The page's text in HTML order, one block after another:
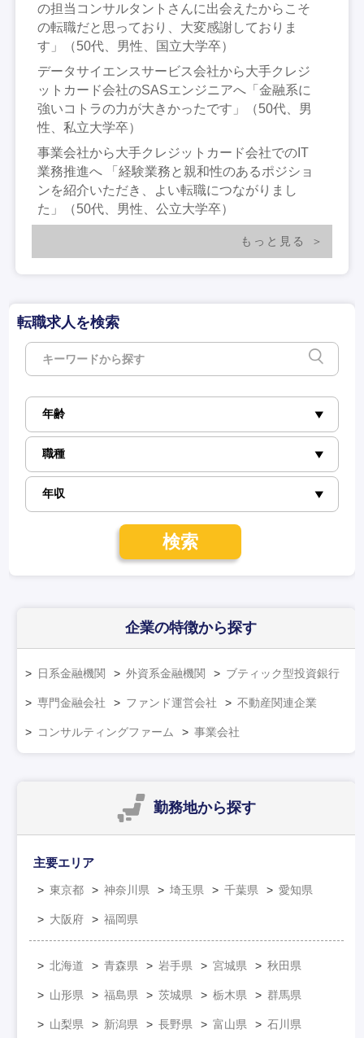
の担当コンサルタントさんに出会えたからこそ
の転職だと思っており、大変感謝しておりま
す」（50代、男性、国立大学卒）
データサイエンスサービス会社から大手クレジ
ットカード会社のSASエンジニアへ「金融系に
強いコトラの力が大きかったです」（50代、男
性、私立大学卒）
事業会社から大手クレジットカード会社でのIT
業務推進へ 「経験業務と親和性のあるポジショ
ンを紹介いただき、よい転職につながりまし
た」（50代、男性、公立大学卒）
もっと見る
転職求人を検索
検索
企業の特徴から探す
日系金融機関 外資系金融機関 ブティック型投資銀行
専門金融会社 ファンド運営会社 不動産関連企業
コンサルティングファーム 事業会社
勤務地から探す
主要エリア
東京都 神奈川県 埼玉県 千葉県 愛知県
大阪府 福岡県
北海道 青森県 岩手県 宮城県 秋田県
山形県 福島県 茨城県 栃木県 群馬県
山梨県 新潟県 長野県 富山県 石川県